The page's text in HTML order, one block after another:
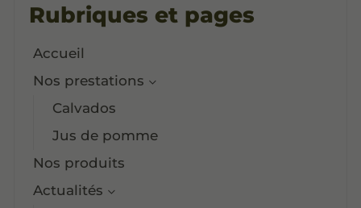
Rubriques et pages
Accueil
Nos prestations
Calvados
Jus de pomme
Nos produits
Actualités